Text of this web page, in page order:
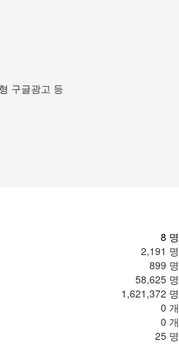
구글광고 등
8 명
2,191 명
899 명
58,625 명
1,621,372 명
0 개
0 개
25 명